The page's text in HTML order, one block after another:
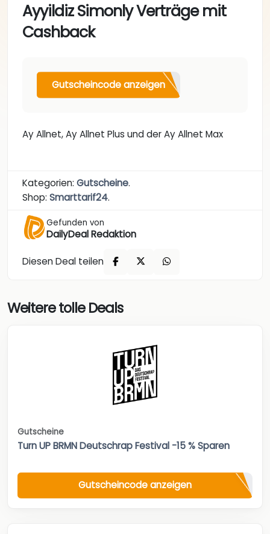
Ayyildiz Simonly Verträge mit
Cashback
Gutscheincode anzeigen
Ay Allnet, Ay Allnet Plus und der Ay Allnet Max
Kategorien: Gutscheine.
Shop: Smarttarif24.
Gefunden von
DailyDeal Redaktion
Diesen Deal teilen
Weitere tolle Deals
Gutscheine
Turn UP BRMN Deutschrap Festival -15 % Sparen
Gutscheincode anzeigen